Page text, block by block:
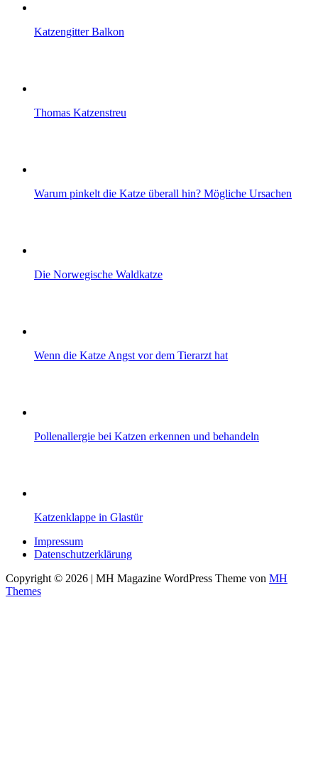
Katzengitter Balkon
Thomas Katzenstreu
Warum pinkelt die Katze überall hin? Mögliche Ursachen
Die Norwegische Waldkatze
Wenn die Katze Angst vor dem Tierarzt hat
Pollenallergie bei Katzen erkennen und behandeln
Katzenklappe in Glastür
Impressum
Datenschutzerklärung
Copyright © 2026 | MH Magazine WordPress Theme von MH
Themes